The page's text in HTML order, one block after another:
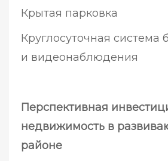
Крытая парковка
Круглосуточная система
и видеонаблюдения
Перспективная
недвижимость в
районе